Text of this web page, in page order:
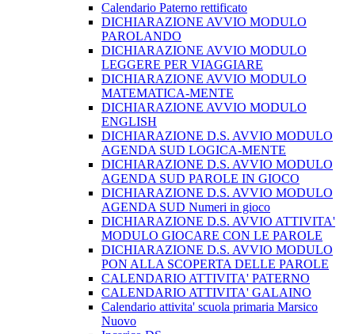
Calendario Paterno rettificato
DICHIARAZIONE AVVIO MODULO
PAROLANDO
DICHIARAZIONE AVVIO MODULO
LEGGERE PER VIAGGIARE
DICHIARAZIONE AVVIO MODULO
MATEMATICA-MENTE
DICHIARAZIONE AVVIO MODULO
ENGLISH
DICHIARAZIONE D.S. AVVIO MODULO
AGENDA SUD LOGICA-MENTE
DICHIARAZIONE D.S. AVVIO MODULO
AGENDA SUD PAROLE IN GIOCO
DICHIARAZIONE D.S. AVVIO MODULO
AGENDA SUD Numeri in gioco
DICHIARAZIONE D.S. AVVIO ATTIVITA'
MODULO GIOCARE CON LE PAROLE
DICHIARAZIONE D.S. AVVIO MODULO
PON ALLA SCOPERTA DELLE PAROLE
CALENDARIO ATTIVITA' PATERNO
CALENDARIO ATTIVITA' GALAINO
Calendario attivita' scuola primaria Marsico
Nuovo